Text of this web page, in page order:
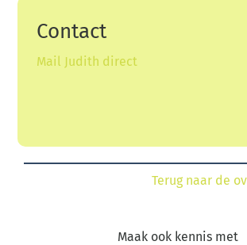
Contact
Mail Judith direct
Terug naar de
Maak ook kennis met